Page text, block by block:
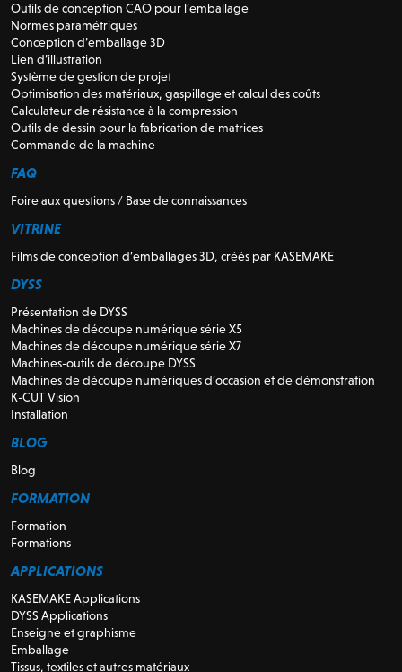
Outils de conception CAO pour l’emballage
Normes paramétriques
Conception d’emballage 3D
Lien d’illustration
Système de gestion de projet
Optimisation des matériaux, gaspillage et calcul des coûts
Calculateur de résistance à la compression
Outils de dessin pour la fabrication de matrices
Commande de la machine
FAQ
Foire aux questions / Base de connaissances
VITRINE
Films de conception d’emballages 3D, créés par KASEMAKE
DYSS
Présentation de DYSS
Machines de découpe numérique série X5
Machines de découpe numérique série X7
Machines-outils de découpe DYSS
Machines de découpe numériques d’occasion et de démonstration
K-CUT Vision
Installation
BLOG
Blog
FORMATION
Formation
Formations
APPLICATIONS
KASEMAKE Applications
DYSS Applications
Enseigne et graphisme
Emballage
Tissus, textiles et autres matériaux